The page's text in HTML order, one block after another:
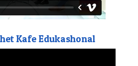
Kafe Edukashonal